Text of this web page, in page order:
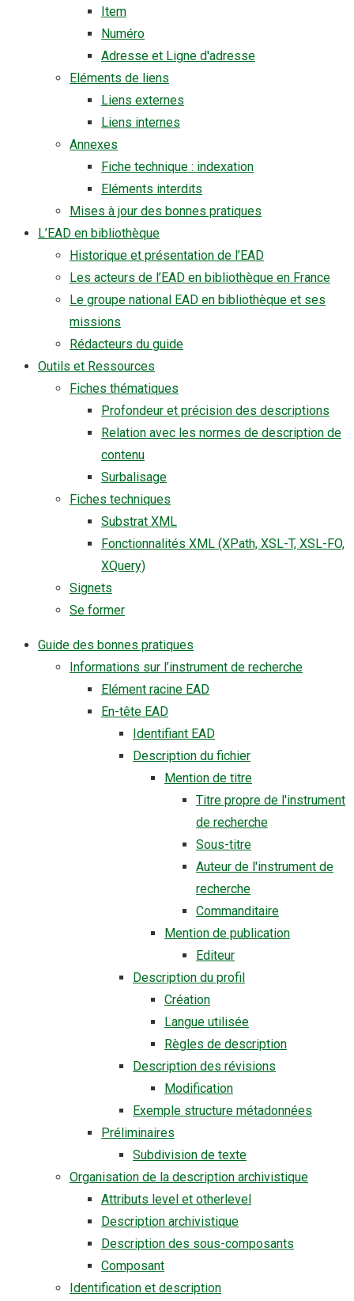
Item
Numéro
Adresse et Ligne d'adresse
Eléments de liens
Liens externes
Liens internes
Annexes
Fiche technique : indexation
Eléments interdits
Mises à jour des bonnes pratiques
L’EAD en bibliothèque
Historique et présentation de l’EAD
Les acteurs de l’EAD en bibliothèque en France
Le groupe national EAD en bibliothèque et ses
missions
Rédacteurs du guide
Outils et Ressources
Fiches thématiques
Profondeur et précision des descriptions
Relation avec les normes de description de
contenu
Surbalisage
Fiches techniques
Substrat XML
Fonctionnalités XML (XPath, XSL-T, XSL-FO,
XQuery)
Signets
Se former
Guide des bonnes pratiques
Informations sur l’instrument de recherche
Elément racine EAD
En-tête EAD
Identifiant EAD
Description du fichier
Mention de titre
Titre propre de l'instrument
de recherche
Sous-titre
Auteur de l'instrument de
recherche
Commanditaire
Mention de publication
Editeur
Description du profil
Création
Langue utilisée
Règles de description
Description des révisions
Modification
Exemple structure métadonnées
Préliminaires
Subdivision de texte
Organisation de la description archivistique
Attributs level et otherlevel
Description archivistique
Description des sous-composants
Composant
Identification et description